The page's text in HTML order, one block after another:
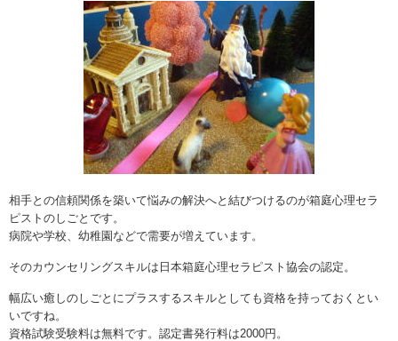
相手との信頼関係を築いて悩みの解決へと結びつけるのが箱庭心理セラ
ピスト のしごとです。
病院や学校、幼稚園などで需要が増えています。
そのカウンセリングスキルは日本箱庭心理セラピスト協会の認定。
幅広い癒しのしごとにプラスするスキルとしても資格を持っておくとい
いですね。
資格試験受験料は無料です。認定書発行料は2000円。